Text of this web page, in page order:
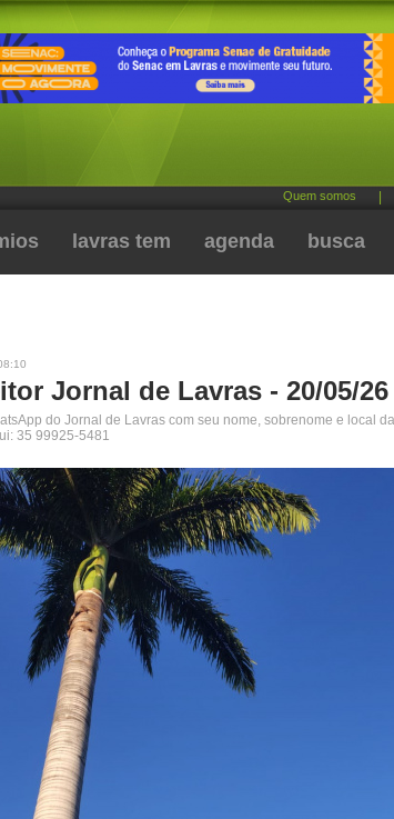
Quem somos
lavras tem agenda busca
Jornal de Lavras - 20/05/26
do Jornal de Lavras com seu nome, sobrenome e local
35 99925-5481